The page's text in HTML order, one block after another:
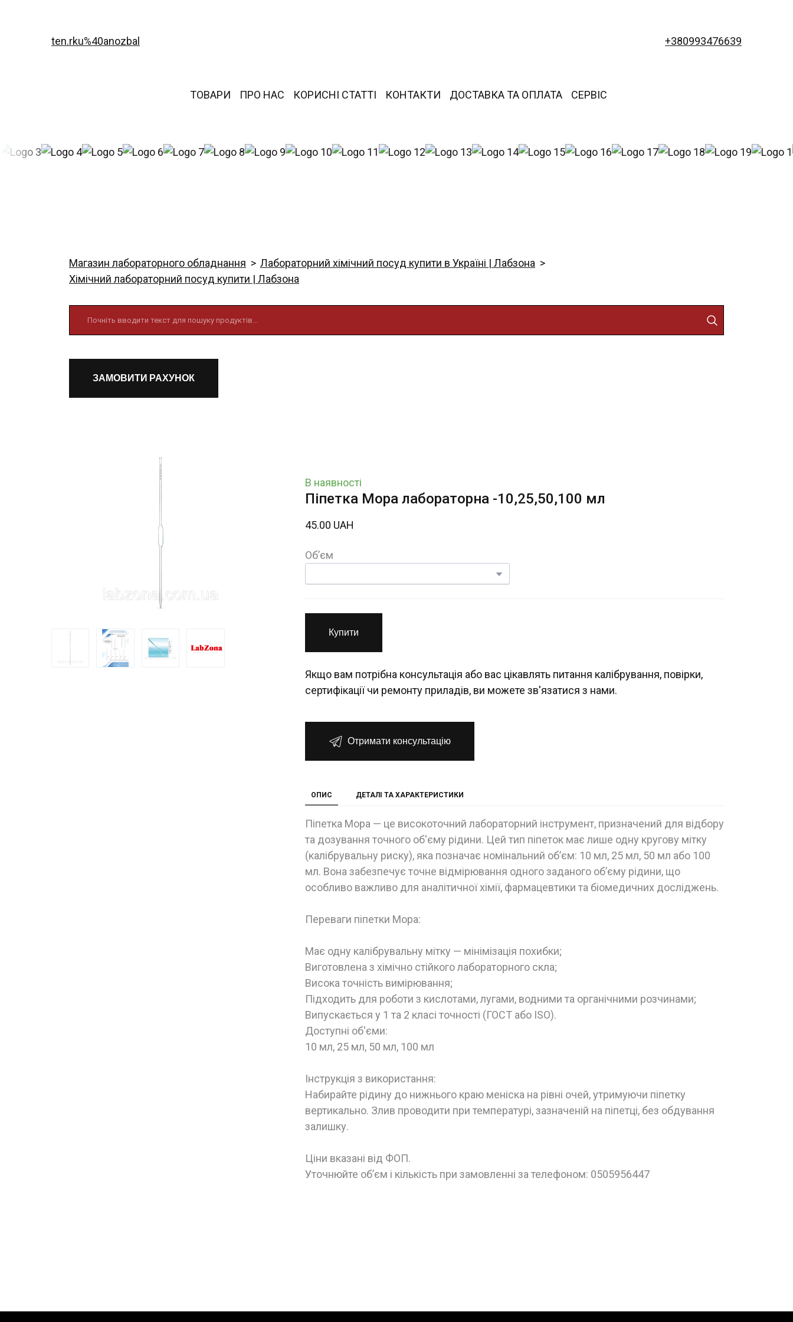
ten.rku%40anozbal +380993476639
ТОВАРИ ПРО НАС КОРИСНІ СТАТТІ КОНТАКТИ ДОСТАВКА ТА ОПЛАТА СЕРВІС
Магазин лабораторного обладнання
Лабораторний хімічний посуд купити в Україні | Лабзона
Хімічний лабораторний посуд купити | Лабзона
ЗАМОВИТИ РАХУНОК
В наявності
Піпетка Мора лабораторна -10,25,50,100 мл
45.00 UAH
Об’єм
Купити
Якщо вам потрібна консультація або вас цікавлять питання калібрування, повірки,
сертифікації чи ремонту приладів, ви можете зв'язатися з нами.
Отримати консультацію
ОПИС ДЕТАЛІ ТА ХАРАКТЕРИСТИКИ
Піпетка Мора — це високоточний лабораторний інструмент, призначений для відбору
та дозування точного об'єму рідини. Цей тип піпеток має лише одну кругову мітку
(калібрувальну риску), яка позначає номінальний об’єм: 10 мл, 25 мл, 50 мл або 100
мл. Вона забезпечує точне відмірювання одного заданого об’єму рідини, що
особливо важливо для аналітичної хімії, фармацевтики та біомедичних досліджень.
Переваги піпетки Мора:
Має одну калібрувальну мітку — мінімізація похибки;
Виготовлена з хімічно стійкого лабораторного скла;
Висока точність вимірювання;
Підходить для роботи з кислотами, лугами, водними та органічними розчинами;
Випускається у 1 та 2 класі точності (ГОСТ або ISO).
Доступні об'єми:
10 мл, 25 мл, 50 мл, 100 мл
Інструкція з використання:
Набирайте рідину до нижнього краю меніска на рівні очей, утримуючи піпетку
вертикально. Злив проводити при температурі, зазначеній на піпетці, без обдування
залишку.
Ціни вказані від ФОП.
Уточнюйте об’єм і кількість при замовленні за телефоном: 0505956447